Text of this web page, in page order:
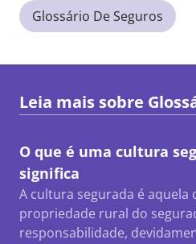
Glossário De Seguros
Leia mais sobre
O que é uma cultura
significa
A cultura segurada é aquela
propriedade rural do
responsabilidade,